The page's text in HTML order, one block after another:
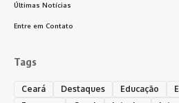
Últimas Notícias
Entre em Contato
Tags
Ceará Destaques Educação